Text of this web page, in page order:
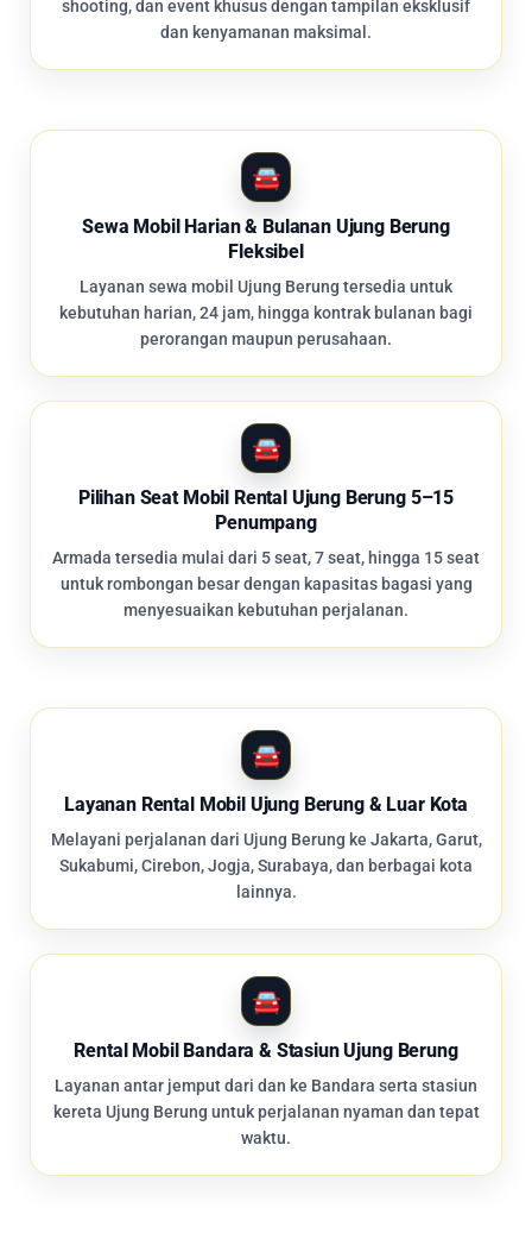
shooting, dan event khusus dengan tampilan eksklusif
dan kenyamanan maksimal.
Sewa Mobil Harian & Bulanan Ujung Berung
Fleksibel
Layanan sewa mobil Ujung Berung tersedia untuk
kebutuhan harian, 24 jam, hingga kontrak bulanan bagi
perorangan maupun perusahaan.
Pilihan Seat Mobil Rental Ujung Berung 5–15
Penumpang
Armada tersedia mulai dari 5 seat, 7 seat, hingga 15 seat
untuk rombongan besar dengan kapasitas bagasi yang
menyesuaikan kebutuhan perjalanan.
Layanan Rental Mobil Ujung Berung & Luar Kota
Melayani perjalanan dari Ujung Berung ke Jakarta, Garut,
Sukabumi, Cirebon, Jogja, Surabaya, dan berbagai kota
lainnya.
Rental Mobil Bandara & Stasiun Ujung Berung
Layanan antar jemput dari dan ke Bandara serta stasiun
kereta Ujung Berung untuk perjalanan nyaman dan tepat
waktu.